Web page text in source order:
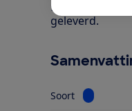
gemaakt van
geleverd.
Soort Bekijk